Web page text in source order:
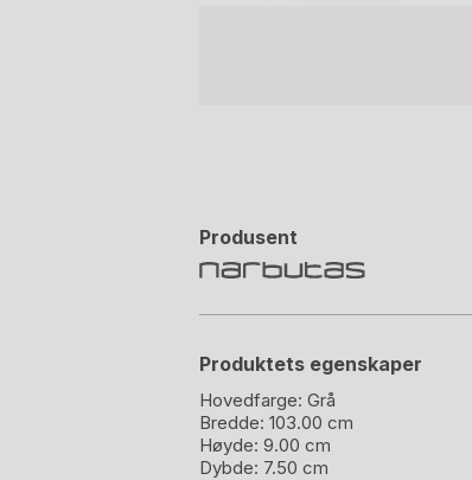
Produsent
Produktets egenskaper
Hovedfarge: Grå
Bredde: 103.00 cm
Høyde: 9.00 cm
Dybde: 7.50 cm